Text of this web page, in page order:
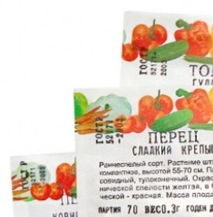
Заказать обратный звонок
Газонные травы, сидераты
Горшки, рассадники, аксессуары
Посадочный материал